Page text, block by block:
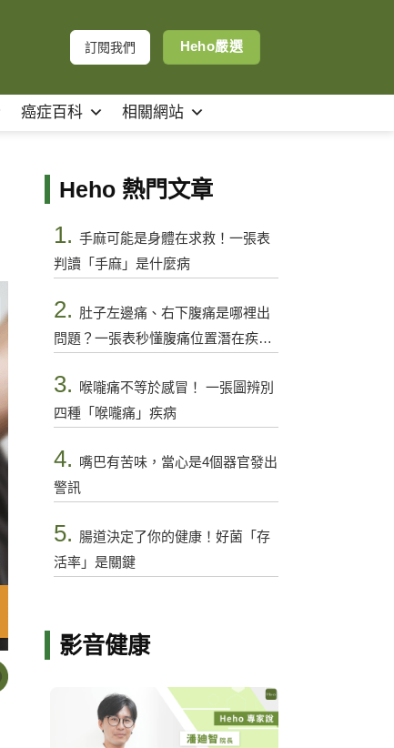
訂閱我們 Heho嚴選
癌症百科 相關網站
Heho 熱門文章
1. 手麻可能是身體在求救！一張表
判讀「手麻」是什麼病
2. 肚子左邊痛、右下腹痛是哪裡出
問題？一張表秒懂腹痛位置潛在疾病
3.
喉嚨痛不等於感冒！ 一張圖辨別
四種「喉嚨痛」疾病
4. 嘴巴有苦味，當心是4個器官發出
警訊
5. 腸道決定了你的健康！好菌「存
活率」是關鍵
影音健康